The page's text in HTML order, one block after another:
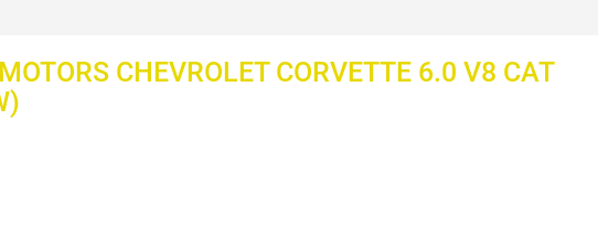
CHEVROLET CORVETTE 6.0 V8 CAT